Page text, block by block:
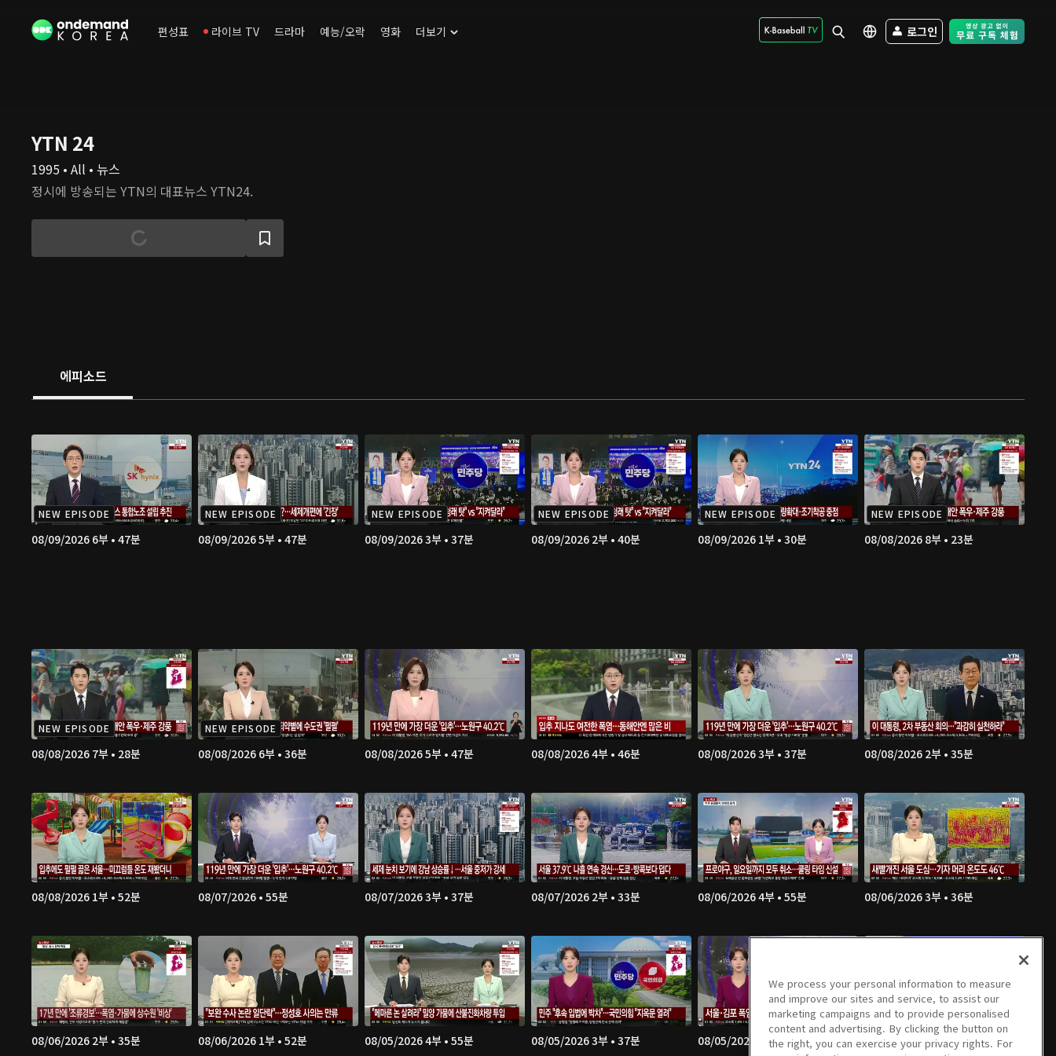
편성표 라이브 TV 드라마 예능/오락 영화 더보기 로그인 Free Trial -
YTN 24
1995 • All • 뉴스
정시에 방송되는 YTN의 대표뉴스 YTN24.
에피소드
NEW EPISODE
08/09/2026 6부 • 47분
NEW EPISODE
08/09/2026 5부 • 47분
NEW EPISODE
08/09/2026 3부 • 37분
NEW EPISODE
08/09/2026 2부 • 40분
NEW EPISODE
08/09/2026 1부 • 30분
NEW EPISODE
08/08/2026 8부 • 23분
NEW EPISODE
08/08/2026 7부 • 28분
NEW EPISODE
08/08/2026 6부 • 36분 08/08/2026 5부 • 47분 08/08/2026 4부 • 46분 08/08/2026 3부 • 37분 08/08/2026 2부 • 35분
08/08/2026 1부 • 52분 08/07/2026 • 55분 08/07/2026 3부 • 37분 08/07/2026 2부 • 33분 08/06/2026 4부 • 55분 08/06/2026 3부 • 36분
08/06/2026 2부 • 35분 08/06/2026 1부 • 52분 08/05/2026 4부 • 55분 08/05/2026 3부 • 37분 08/05/2026 2부 • 34분 08/05/2026 1부 • 51분
We process your personal information to measure
and improve our sites and service, to assist our
marketing campaigns and to provide personalised
content and advertising. By clicking the button on
the right, you can exercise your privacy rights. For